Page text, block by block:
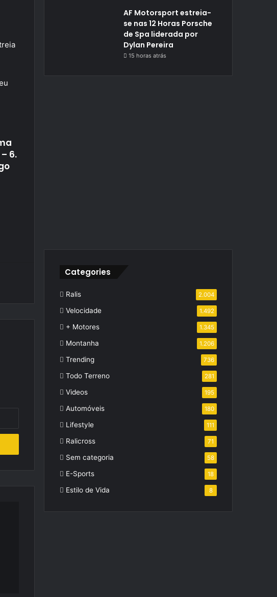
6.
AF Motorsport estreia-
se nas 12 Horas Porsche
de Spa liderada por
Dylan Pereira
15 horas atrás
Categories
Ralis 2.004
Velocidade 1.492
+ Motores 1.345
Montanha 1.206
Trending 736
Todo Terreno 281
Videos 195
Automóveis 180
Lifestyle 111
Ralicross 71
Sem categoria 58
E-Sports 18
Estilo de Vida 8